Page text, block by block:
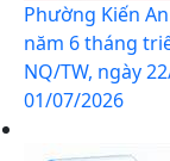
Phường Kiến
năm 6 tháng
NQ/TW, ngày
01/07/2026